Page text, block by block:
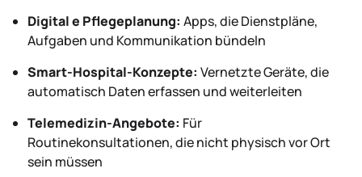
Digital e Pflegeplanung: Apps, die Dienstpläne,
Aufgaben und Kommunikation bündeln
Smart-Hospital-Konzepte: Vernetzte Geräte, die
automatisch Daten erfassen und weiterleiten
Telemedizin-Angebote: Für
Routinekonsultationen, die nicht physisch vor Ort
sein müssen